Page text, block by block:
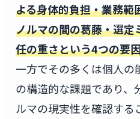
よる身体的負担・業務範
ノルマの間の葛藤・選
任の重さという4つの要
一方でその多くは個人の
の構造的な課題であり、
ルマの現実性を確認する